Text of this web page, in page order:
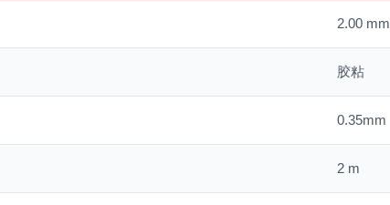
2.00 mm
胶粘
0.35mm
2 m